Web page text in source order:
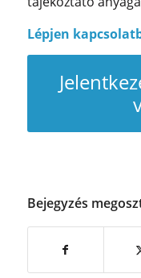
Lépjen
Bejegyzés